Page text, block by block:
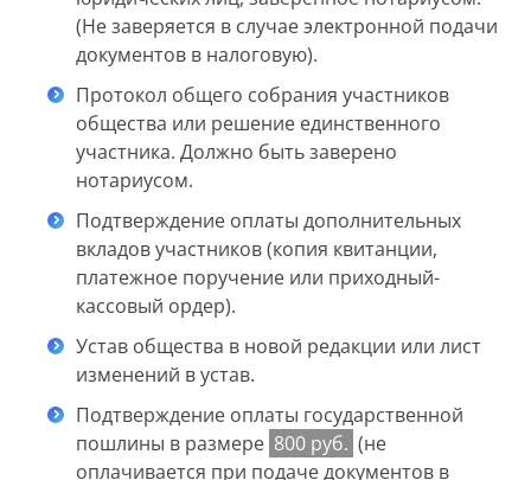
(Не заверяется в случае электронной подачи
документов в налоговую).
Протокол общего собрания участников
общества или решение единственного
участника. Должно быть заверено
нотариусом.
Подтверждение оплаты дополнительных
вкладов участников (копия квитанции,
платежное поручение или приходный-
кассовый ордер).
Устав общества в новой редакции или лист
изменений в устав.
Подтверждение оплаты государственной
пошлины в размере 800 руб. (не
оплачивается при подаче документов в